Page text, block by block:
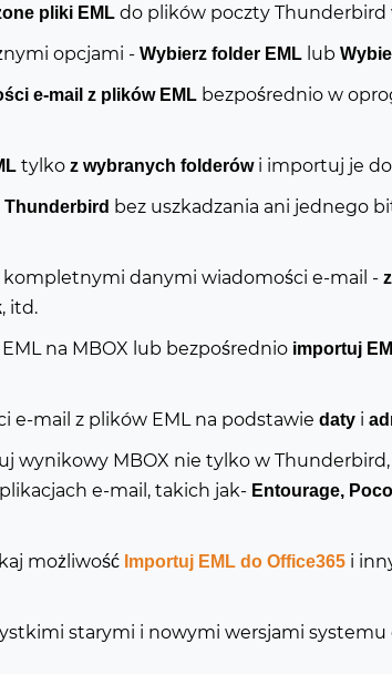
pliki EML do plików poczty
opcjami - Wybierz folder EML lub
e-mail z plików EML bezpośrednio w
tylko z wybranych folderówi importuj je
Thunderbird bez uszkadzania ani jednego
kompletnymi danymi wiadomości e-mail -
, itd.
na MBOX lub bezpośrednio importuj
e-mail z plików EML na podstawie daty i
wynikowy MBOX nie tylko w
e-mail, takich jak- Entourage,
możliwość Importuj EML do Office365 i
starymi i nowymi wersjami